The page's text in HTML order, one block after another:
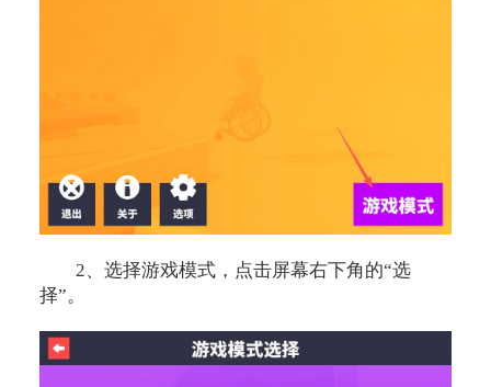
2、选择游戏模式，点击屏幕右下角的“选
择”。